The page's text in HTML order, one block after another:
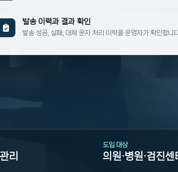
발송 이력과 결과 확인
발송 성공, 실패, 대체 문자 처리 이력을 운영자가 확인합니
리
도입 대상
의원·병원·검진센